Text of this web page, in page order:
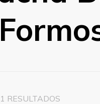
RESULTADOS